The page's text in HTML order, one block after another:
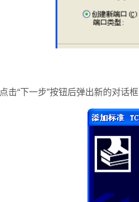
点击“下一步”按钮后弹出新的对话